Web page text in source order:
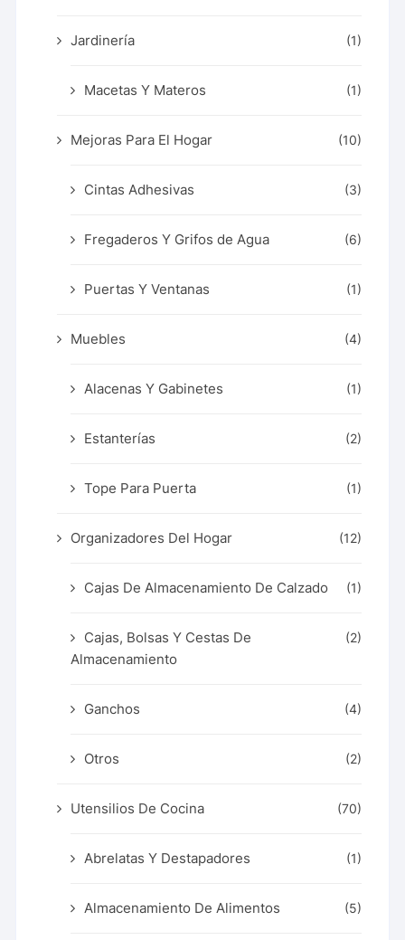
Jardinería (1)
Macetas Y Materos (1)
Mejoras Para El Hogar (10)
Cintas Adhesivas (3)
Fregaderos Y Grifos de Agua (6)
Puertas Y Ventanas (1)
Muebles (4)
Alacenas Y Gabinetes (1)
Estanterías (2)
Tope Para Puerta (1)
Organizadores Del Hogar (12)
Cajas De Almacenamiento De Calzado (1)
Cajas, Bolsas Y Cestas De
Almacenamiento
(2)
Ganchos (4)
Otros (2)
Utensilios De Cocina (70)
Abrelatas Y Destapadores (1)
Almacenamiento De Alimentos (5)